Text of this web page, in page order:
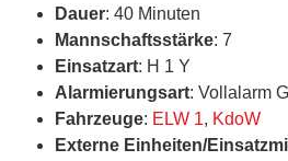
Dauer: 40 Minuten
Mannschaftsstärke: 7
Einsatzart: H 1 Y
Alarmierungsart: Vollalarm
Fahrzeuge: ELW 1, KdoW
Externe Einheiten/